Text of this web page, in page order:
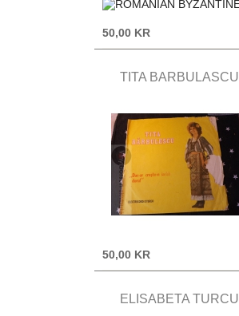
50,00 KR
TITA BARBULASCU
50,00 KR
ELISABETA TURCU